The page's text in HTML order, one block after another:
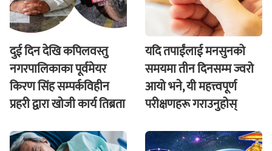
दुई दिन देखि कपिलवस्तु
नगरपालिकाका पूर्वमेयर
किरण सिंह सम्पर्कविहीन
प्रहरी द्वारा खाेजी कार्य तिब्रता
यदि तपाईंलाई मनसुनको
समयमा तीन दिनसम्म ज्वरो
आयो भने, यी महत्त्वपूर्ण
परीक्षणहरू गराउनुहोस्